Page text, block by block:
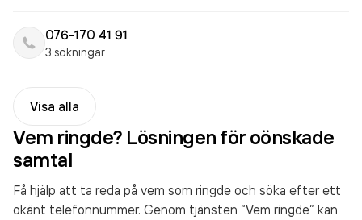
076-170 41 91
3 sökningar
Visa alla
Vem ringde? Lösningen för oönskade
samtal
Få hjälp att ta reda på vem som ringde och söka efter ett
okänt telefonnummer. Genom tjänsten “Vem ringde” kan